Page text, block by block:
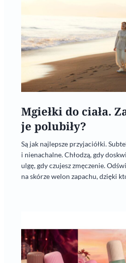
Mgiełki do ciała.
je polubiły?
Są jak najlepsze przyjaciółki.
i nienachalne. Chłodzą, gdy
ulgę, gdy czujesz zmęczenie.
na skórze welon zapachu, dzięki